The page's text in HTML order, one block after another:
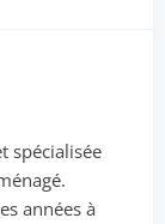
spécialisée
années à